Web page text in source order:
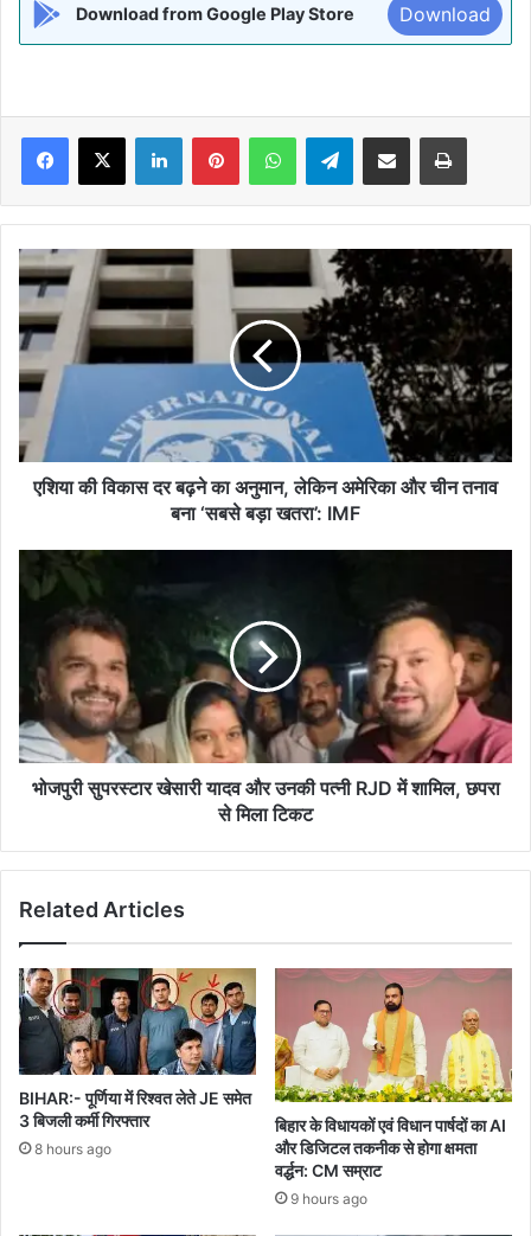
Download from Google Play Store Download
Facebook
X LinkedInPinterestWhatsAppTelegramShare via Email Print
एशिया
की
विकास
दर
बढ़ने
का
अनुमान,
लेकिन
अमेरिका
और
‘सबसे
एशिया की विकास दर बढ़ने का अनुमान, लेकिन अमेरिका और चीन तनाव
बना ‘सबसे बड़ा खतरा’: IMF
भोजपुरी
सुपरस्टार
उनकी
पत्नी
RJD
में
शामिल,
भोजपुरी सुपरस्टार खेसारी यादव और उनकी पत्नी RJD में शामिल, छपरा
से मिला टिकट
Related Articles
BIHAR:- पूर्णिया में रिश्वत लेते JE समेत
3 बिजली कर्मी गिरफ्तार
8 hours ago
बिहार के विधायकों एवं विधान पार्षदों का AI
और डिजिटल तकनीक से होगा क्षमता
वर्द्धन: CM सम्राट
9 hours ago